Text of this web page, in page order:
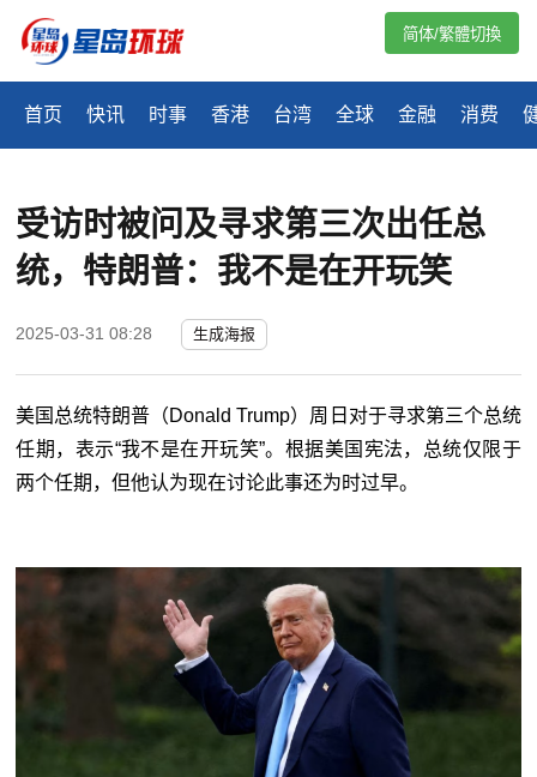
首页 快讯 时事 香港 台湾 全球 金融 消费
简体/繁體切換
受访时被问及寻求第三次出任总
统，特朗普：我不是在开玩笑
2025-03-31 08:28 生成海报
美国总统特朗普（Donald Trump）周日对于寻求第三个总统
任期，表示“我不是在开玩笑”。根据美国宪法，总统仅限于
两个任期，但他认为现在讨论此事还为时过早。